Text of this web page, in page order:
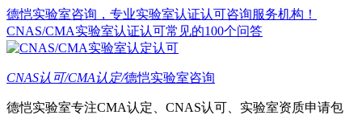
德恺实验室咨询，专业实验室认证认可咨询服务机构！
CNAS/CMA实验室认证认可常见的100个问答
CNAS认可/CMA认定/德恺实验室咨询
德恺实验室专注CMA认定、CNAS认可、实验室资质申请包